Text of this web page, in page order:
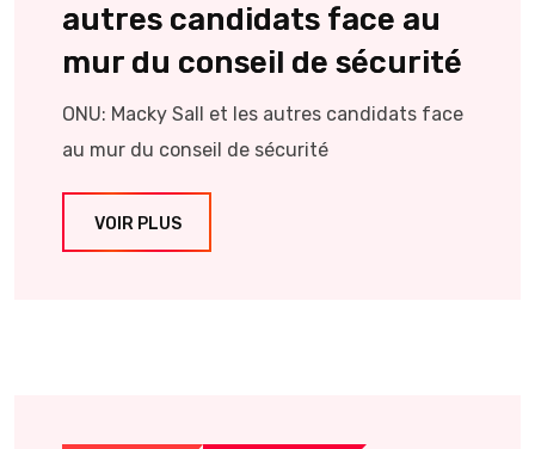
autres candidats face au
mur du conseil de sécurité
ONU: Macky Sall et les autres candidats face
au mur du conseil de sécurité
VOIR PLUS